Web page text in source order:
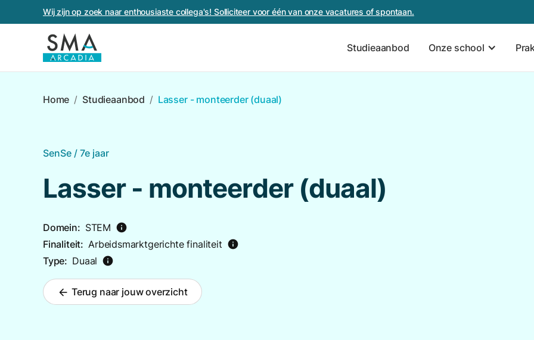
Wij zijn op zoek naar enthousiaste collega's! Solliciteer voor één van onze vacatures of spontaan.
Studieaanbod Onze school
Home / Studieaanbod / Lasser - monteerder (duaal)
SenSe / 7e jaar
Lasser - monteerder (duaal)
Domein: STEM info
Finaliteit: Arbeidsmarktgerichte finaliteit info
Type: Duaal info
arrow_back Terug naar jouw overzicht